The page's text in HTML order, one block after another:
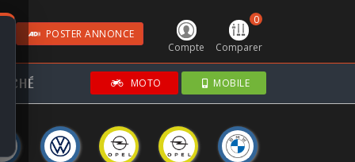
Compte
0
Comparer
POSTER ANNONCE
MOTO MOBILE